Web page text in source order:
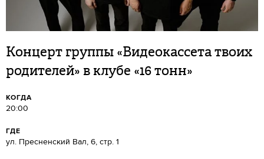
Концерт группы «Видеокассета твоих
родителей» в клубе «16 тонн»
КОГДА
20:00
ГДЕ
ул. Пресненский Вал, 6, стр. 1